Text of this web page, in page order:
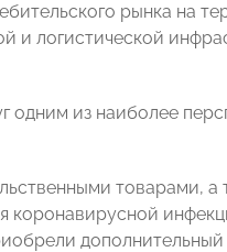
рынка на
и логистической
одним из наиболее
товарами, а
коронавирусной